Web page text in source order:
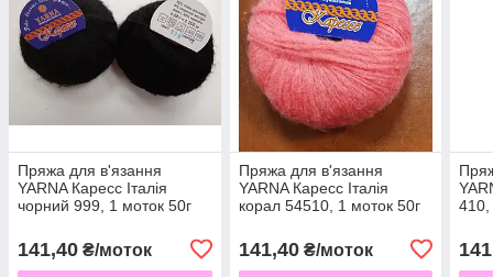
Пряжа для в'язання
YARNA Каресс Італія
чорний 999, 1 моток 50г
141,40 ₴/моток
Пряжа для в'язання
YARNA Каресс Італія
корал 54510, 1 моток 50г
141,40₴/моток
410,